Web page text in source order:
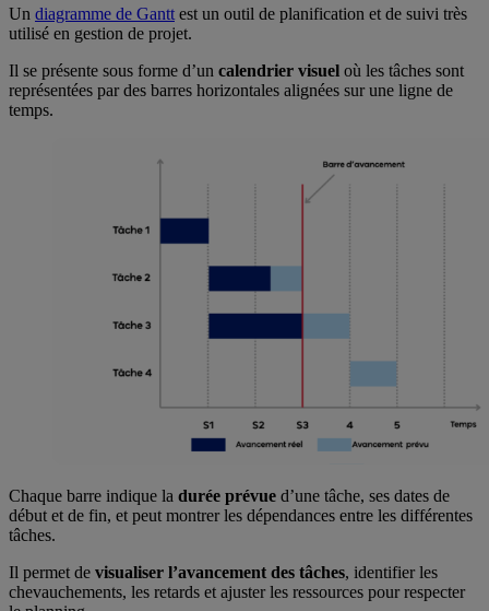
Un diagramme de Gantt est un outil de planification et de suivi très
utilisé en gestion de projet.
Il se présente sous forme d’un calendrier visuel où les tâches sont
représentées par des barres horizontales alignées sur une ligne de
temps.
Chaque barre indique la durée prévue d’une tâche, ses dates de
début et de fin, et peut montrer les dépendances entre les différentes
tâches.
Il permet de visualiser l’avancement des tâches, identifier les
chevauchements, les retards et ajuster les ressources pour respecter